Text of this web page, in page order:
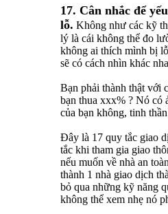
17. Cân nhắc để
lỗ. Không như các kỹ
lý là cái không thể đo
không ai thích mình bị
sẽ có cách nhìn khác
Bạn phải thành thật với
bạn thua xxx% ? Nó có
của bạn không, tinh
Đây là 17 quy tắc giao
tắc khi tham gia giao
nếu muốn về nhà an
thành 1 nhà giao dịch
bỏ qua những kỹ năng
không thể xem nhẹ nó